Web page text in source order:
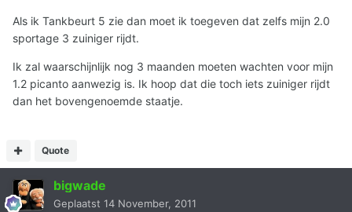
Als ik Tankbeurt 5 zie dan moet ik toegeven dat zelfs mijn 2.0
sportage 3 zuiniger rijdt.
Ik zal waarschijnlijk nog 3 maanden moeten wachten voor mijn
1.2 picanto aanwezig is. Ik hoop dat die toch iets zuiniger rijdt
dan het bovengenoemde staatje.
Quote
bigwade
Geplaatst 14 November, 2011